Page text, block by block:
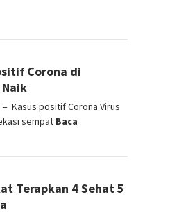
Corona di
– Kasus positif Corona Virus
sempat Baca
Terapkan 4 Sehat 5